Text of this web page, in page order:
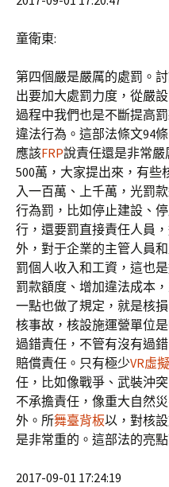
童衛東:
第四個嚴是嚴厲的處罰。
出要加大處罰力度，從嚴
過程中我們也是不斷提高
違法行為。這部法條文94
應該FRP說責任還是非常嚴
500萬，大家提出來，有
入一百萬、上千萬，光罰
行為罰，比如停止建設、
行，還要罰直接責任人員
外，對于企業的主管人員
罰個人收入和工資，這也
罰款額度、增加違法成本
一點也做了規定，就是核
核事故，核設施運營單位
過錯責任，不管有沒有過
賠償責任。只有極少VR虛
任，比如像戰爭、武裝沖
不承擔責任，像重大自然
外。所舞臺背板以，對核
是非常重的。這部法的亮
2017-09-01 17:24:19